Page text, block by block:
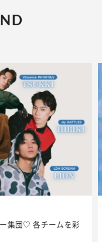
メイクをつくる【保湿